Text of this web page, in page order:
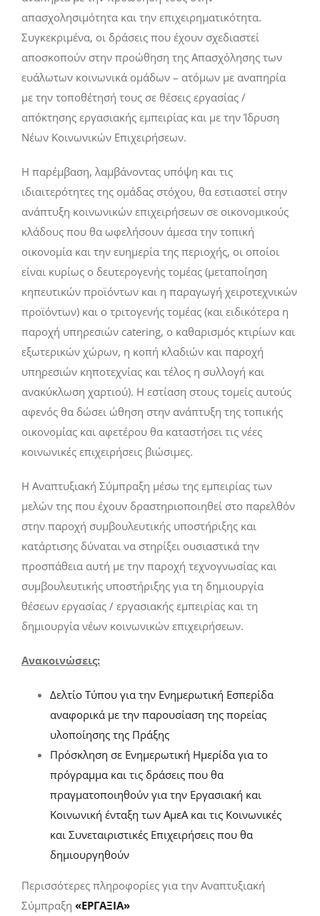
απασχολησιμότητα και την επιχειρηματικότητα.
Συγκεκριμένα, οι δράσεις που έχουν σχεδιαστεί
αποσκοπούν στην προώθηση της Απασχόλησης των
ευάλωτων κοινωνικά ομάδων – ατόμων με αναπηρία
με την τοποθέτησή τους σε θέσεις εργασίας /
απόκτησης εργασιακής εμπειρίας και με την Ίδρυση
Νέων Κοινωνικών Επιχειρήσεων.
Η παρέμβαση, λαμβάνοντας υπόψη και τις
ιδιαιτερότητες της ομάδας στόχου, θα εστιαστεί στην
ανάπτυξη κοινωνικών επιχειρήσεων σε οικονομικούς
κλάδους που θα ωφελήσουν άμεσα την τοπική
οικονομία και την ευημερία της περιοχής, οι οποίοι
είναι κυρίως ο δευτερογενής τομέας (μεταποίηση
κηπευτικών προϊόντων και η παραγωγή χειροτεχνικών
προϊόντων) και ο τριτογενής τομέας (και ειδικότερα η
παροχή υπηρεσιών catering, ο καθαρισμός κτιρίων και
εξωτερικών χώρων, η κοπή κλαδιών και παροχή
υπηρεσιών κηποτεχνίας και τέλος η συλλογή και
ανακύκλωση χαρτιού). Η εστίαση στους τομείς αυτούς
αφενός θα δώσει ώθηση στην ανάπτυξη της τοπικής
οικονομίας και αφετέρου θα καταστήσει τις νέες
κοινωνικές επιχειρήσεις βιώσιμες.
Η Αναπτυξιακή Σύμπραξη μέσω της εμπειρίας των
μελών της που έχουν δραστηριοποιηθεί στο παρελθόν
στην παροχή συμβουλευτικής υποστήριξης και
κατάρτισης δύναται να στηρίξει ουσιαστικά την
προσπάθεια αυτή με την παροχή τεχνογνωσίας και
συμβουλευτικής υποστήριξης για τη δημιουργία
θέσεων εργασίας / εργασιακής εμπειρίας και τη
δημιουργία νέων κοινωνικών επιχειρήσεων.
Ανακοινώσεις:
Δελτίο Tύπου για την Ενημερωτική Εσπερίδα
αναφορικά με την παρουσίαση της πορείας
υλοποίησης της Πράξης
Πρόσκληση σε Ενημερωτική Ημερίδα για το
πρόγραμμα και τις δράσεις που θα
πραγματοποιηθούν για την Εργασιακή και
Κοινωνική ένταξη των ΑμεΑ και τις Κοινωνικές
και Συνεταιριστικές Επιχειρήσεις που θα
δημιουργηθούν
Περισσότερες πληροφορίες για την Αναπτυξιακή
Σύμπραξη «ΕΡΓΑΞΙΑ»